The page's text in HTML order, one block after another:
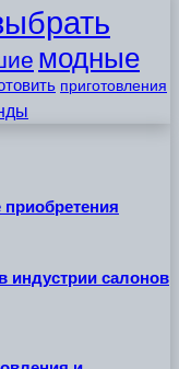
модные
приготовления
индустрии салонов